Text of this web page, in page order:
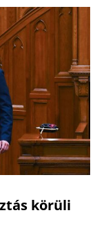
körüli